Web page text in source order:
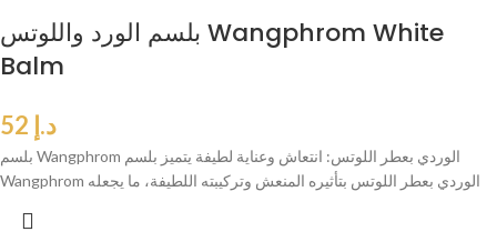
بلسم الورد واللوتس Wangphrom White
Balm
د.إ
بلسم Wangphrom الوردي بعطر اللوتس: انتعاش وعناية لطيفة يتميز بلسم
Wangphrom الوردي بعطر اللوتس بتأثيره المنعش وتركيبته اللطيفة، ما يجعله